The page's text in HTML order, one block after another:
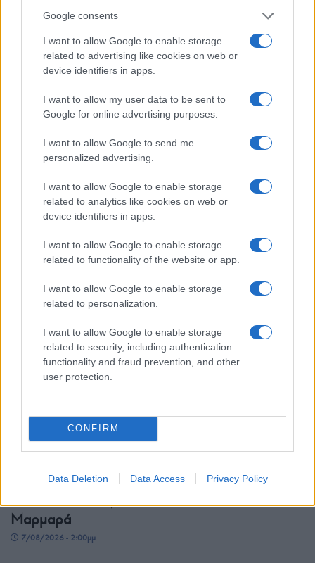
Google consents
I want to allow Google to enable storage
related to advertising like cookies on web or
device identifiers in apps.
I want to allow my user data to be sent to
Google for online advertising purposes.
I want to allow Google to send me
personalized advertising.
I want to allow Google to enable storage
related to analytics like cookies on web or
device identifiers in apps.
I want to allow Google to enable storage
related to functionality of the website or app.
I want to allow Google to enable storage
related to personalization.
I want to allow Google to enable storage
related to security, including authentication
functionality and fraud prevention, and other
user protection.
CONFIRM
Data Deletion Data Access Privacy Policy
Θεσσαλονίκη: Πυρκαγιά σε δασική έκταση στο
Μονοπήγαδο Θέρμης
7/08/2026 - 4:41μμ
Πυργαδίκια Χαλκιδικής: Έναν αιώνα ζωής
συμπληρώνει ο προσφυγικός οικισμός – Η
Μαρμαρά
7/08/2026 - 2:00μμ